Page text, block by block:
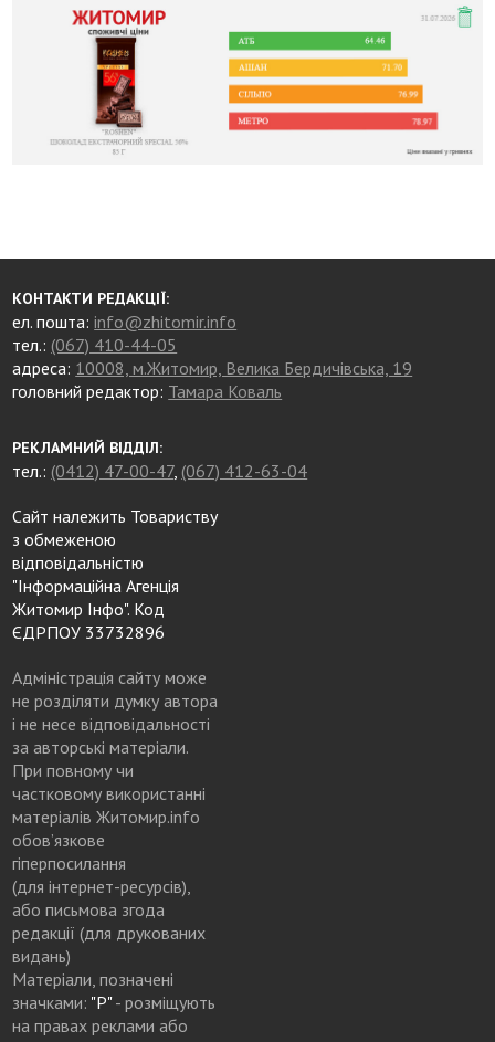
КОНТАКТИ РЕДАКЦІЇ:
ел. пошта:info@zhitomir.info
тел.: (067) 410-44-05
адреса: 10008, м.Житомир, Велика Бердичівська, 19
головний редактор: Тамара Коваль
РЕКЛАМНИЙ ВІДДІЛ:
тел.: (0412) 47-00-47, (067) 412-63-04
Сайт належить Товариству
з обмеженою
відповідальністю
"Інформаційна Агенція
Житомир Інфо". Код
ЄДРПОУ 33732896
Адміністрація сайту може
не розділяти думку автора
і не несе відповідальності
за авторські матеріали.
При повному чи
частковому використанні
матеріалів Житомир.info
обов’язкове
гіперпосилання
(для інтернет-ресурсів),
або письмова згода
редакції (для друкованих
видань)
Матеріали, позначені
значками: "Р"- розміщують
на правах реклами або